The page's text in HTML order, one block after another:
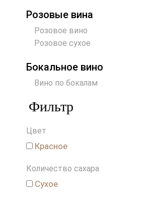
Розовые вина
Розовое вино
Розовое сухое
Бокальное вино
Вино по бокалам
Фильтр
Цвет
Красное
Количество сахара
Сухое